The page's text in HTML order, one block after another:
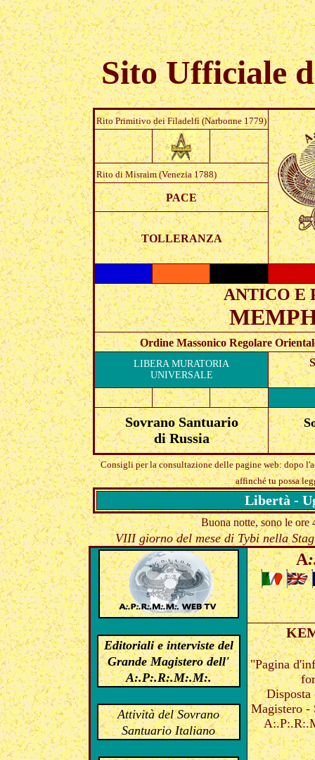
Sito Ufficiale
Rito Primitivo dei Filadelfi (Narbonne 1779)
Rito di Misraim (Venezia 1788)
PACE
TOLLERANZA
ANTICO E
Ordine Massonico Regolare
LIBERA MURATORIA
UNIVERSALE
Sovrano Santuario
di Russia
Consigli per la consultazione delle pagine web: dopo
affinché tu possa
Libertà -
Buona notte, sono le
VIII giorno del mese di Tybi nella
Editoriali e interviste del
Grande Magistero dell'
A:.P:.R:.M:.M:.
Attività del Sovrano
Santuario Italiano
A
"Pagina
Disposta
Magistero -